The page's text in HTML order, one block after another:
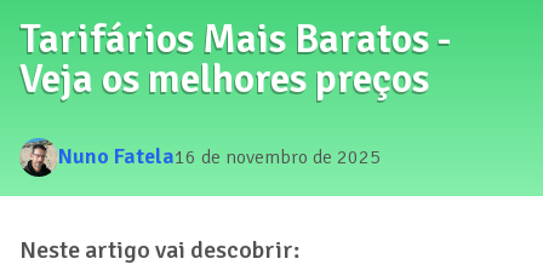
Tarifários Mais Baratos -
Veja os melhores preços
Nuno Fatela16 de novembro de 2025
Neste artigo vai descobrir: